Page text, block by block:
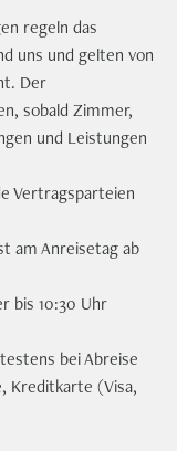
regeln das
uns und gelten von
Der
sobald Zimmer,
und Leistungen
Vertragsparteien
am Anreisetag ab
bis 10:30 Uhr
bei Abreise
Kreditkarte (Visa,